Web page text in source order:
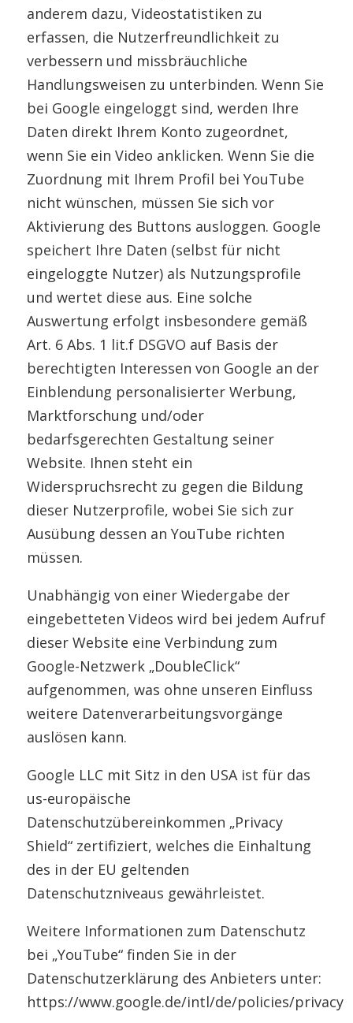
anderem dazu, Videostatistiken zu
erfassen, die Nutzerfreundlichkeit zu
verbessern und missbräuchliche
Handlungsweisen zu unterbinden. Wenn Sie
bei Google eingeloggt sind, werden Ihre
Daten direkt Ihrem Konto zugeordnet,
wenn Sie ein Video anklicken. Wenn Sie die
Zuordnung mit Ihrem Profil bei YouTube
nicht wünschen, müssen Sie sich vor
Aktivierung des Buttons ausloggen. Google
speichert Ihre Daten (selbst für nicht
eingeloggte Nutzer) als Nutzungsprofile
und wertet diese aus. Eine solche
Auswertung erfolgt insbesondere gemäß
Art. 6 Abs. 1 lit.f DSGVO auf Basis der
berechtigten Interessen von Google an der
Einblendung personalisierter Werbung,
Marktforschung und/oder
bedarfsgerechten Gestaltung seiner
Website. Ihnen steht ein
Widerspruchsrecht zu gegen die Bildung
dieser Nutzerprofile, wobei Sie sich zur
Ausübung dessen an YouTube richten
müssen.
Unabhängig von einer Wiedergabe der
eingebetteten Videos wird bei jedem Aufruf
dieser Website eine Verbindung zum
Google-Netzwerk „DoubleClick“
aufgenommen, was ohne unseren Einfluss
weitere Datenverarbeitungsvorgänge
auslösen kann.
Google LLC mit Sitz in den USA ist für das
us-europäische
Datenschutzübereinkommen „Privacy
Shield“ zertifiziert, welches die Einhaltung
des in der EU geltenden
Datenschutzniveaus gewährleistet.
Weitere Informationen zum Datenschutz
bei „YouTube“ finden Sie in der
Datenschutzerklärung des Anbieters unter:
https://www.google.de/intl/de/policies/privacy